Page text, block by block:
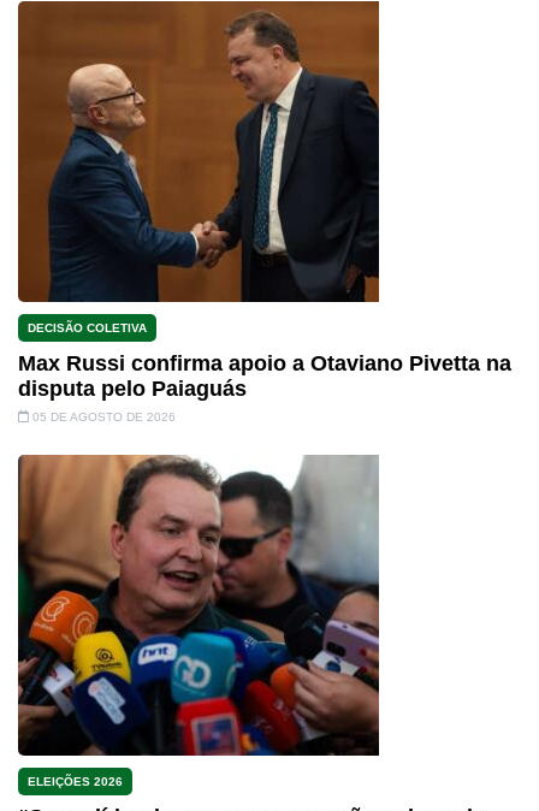
DECISÃO COLETIVA
Max Russi confirma apoio a Otaviano Pivetta na
disputa pelo Paiaguás
05 DE AGOSTO DE 2026
ELEIÇÕES 2026